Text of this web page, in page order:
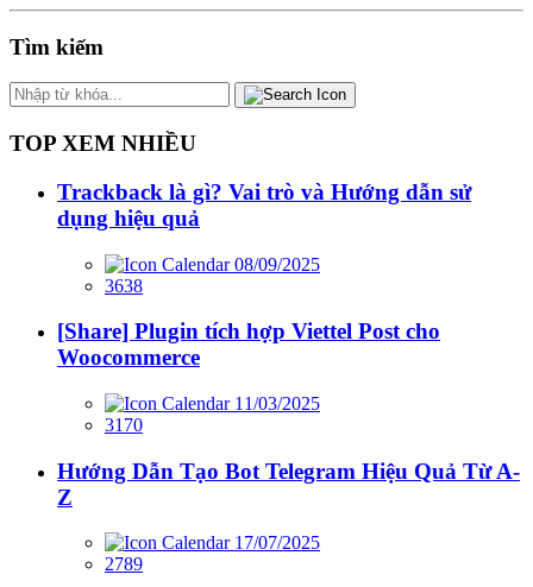
Tìm kiếm
TOP XEM NHIỀU
Trackback là gì? Vai trò và Hướng dẫn sử
dụng hiệu quả
08/09/2025
3638
[Share] Plugin tích hợp Viettel Post cho
Woocommerce
11/03/2025
3170
Hướng Dẫn Tạo Bot Telegram Hiệu Quả Từ A-
Z
17/07/2025
2789